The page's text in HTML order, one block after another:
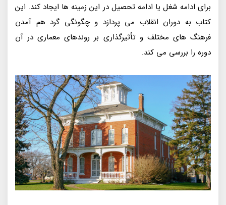
برای ادامه شغل یا ادامه تحصیل در این زمینه ها ایجاد کند. این
کتاب به دوران انقلاب می پردازد و چگونگی گرد هم آمدن
فرهنگ های مختلف و تأثیرگذاری بر روندهای معماری در آن
دوره را بررسی می کند.